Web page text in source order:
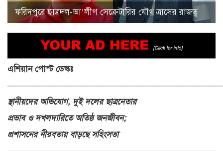
ফরিদপুরে ছাত্রদল-আ’লীগ সেক্রেটারির যৌথ ত্রাসের রাজত্ব
এশিয়ান পোস্ট ডেস্কঃ
স্থানীয়দের অভিযোগ, দুই দলের ছাত্রনেতার
প্রভাব ও দখলদারিতে অতিষ্ঠ জনজীবন;
প্রশাসনের নীরবতায় বাড়ছে সহিংসতা